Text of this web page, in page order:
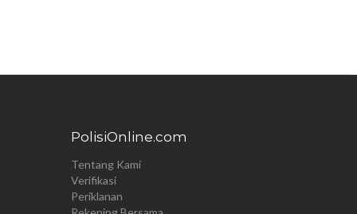
PolisiOnline.com
Tentang Kami
Verifikasi
Periklanan